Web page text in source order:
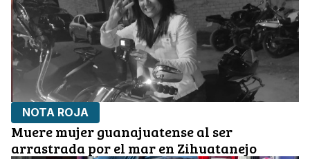
NOTA ROJA
Muere mujer guanajuatense al ser
arrastrada por el mar en Zihuatanejo